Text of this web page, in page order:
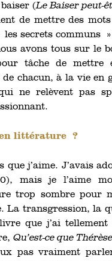
(Le Baiser peut-
de mettre des
secrets communs
avons tous sur le
tâche de mettre
chacun, à la vie en
ne relèvent pas
en littérature ?
j’aime. J’avais
mais je l’aime
trop sombre pour
La transgression, la
que j’ai
Qu’est-ce que
pas vraiment